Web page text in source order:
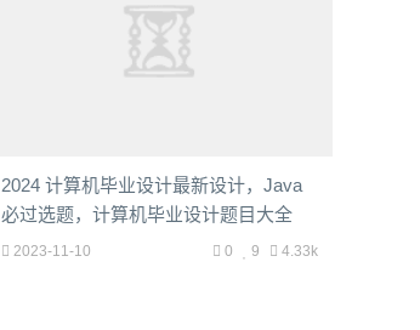
2024 计算机毕业设计最新设计，Java
必过选题，计算机毕业设计题目大全
2023-11-10 4.33k
9
0